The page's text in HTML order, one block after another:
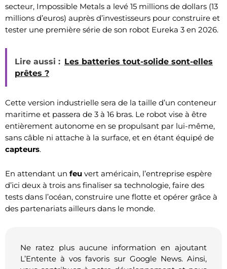
secteur, Impossible Metals a levé 15 millions de dollars (13
millions d’euros) auprès d’investisseurs pour construire et
tester une première série de son robot Eureka 3 en 2026.
Lire aussi : Les batteries tout-solide sont-elles
prêtes ?
Cette version industrielle sera de la taille d’un conteneur
maritime et passera de 3 à 16 bras. Le robot vise à être
entièrement autonome en se propulsant par lui-même,
sans câble ni attache à la surface, et en étant équipé de
capteurs.
En attendant un feu vert américain, l’entreprise espère
d’ici deux à trois ans finaliser sa technologie, faire des
tests dans l’océan, construire une flotte et opérer grâce à
des partenariats ailleurs dans le monde.
Ne ratez plus aucune information en ajoutant
L’Entente à vos favoris sur Google News. Ainsi,